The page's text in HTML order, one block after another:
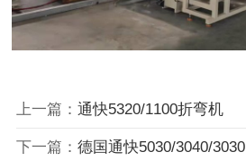
上一篇： 通快5320/1100折弯机
下一篇： 德国通快5030/3040/3030